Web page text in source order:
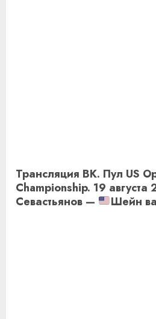
Трансляция ВК. Пул US
Championship. 19 августа
Севастьянов —
Шейн